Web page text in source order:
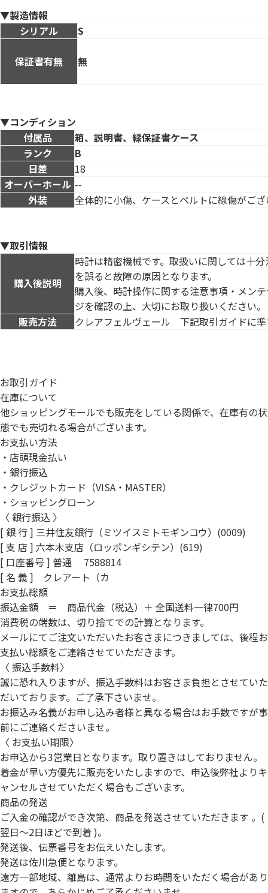
▼製造情報
シリアル
S
保証書有無 無
▼コンディション
付属品
箱、説明書、緑保証書ケース
ランク
B
日差
18
オーバーホール --
外装
全体的に小傷、ケースとベルトに線傷がご
▼取引情報
購入後説明
時計は精密機械です。取扱いに関しては十
を誤ると故障の原因となります。
購入後、時計操作に関する注意事項・メン
ジを確認の上、大切にお取り扱いください。
販売方法
クレアフェルヴェール 下記取引ガイドに
お取引ガイド
在庫について
他ショッピングモールでも販売をしている関係で、在庫有の状
態でも売切れる場合がございます。
お支払い方法
・店頭現金払い
・銀行振込
・クレジットカード（VISA・MASTER）
・ショッピングローン
〈 銀行振込 〉
[ 銀 行 ] 三井住友銀行（ミツイスミトモギンコウ）(0009)
[ 支 店 ] 六本木支店（ロッポンギシテン）(619)
[ 口座番号 ] 普通 7588814
[ 名 義 ] クレアート（カ
お支払総額
振込金額 ＝ 商品代金（税込）＋ 全国送料一律700円
消費税の端数は、切り捨てでの計算となります。
メールにてご注文いただいたお客さまにつきましては、後程お
支払い総額をご連絡させていただきます。
〈 振込手数料〉
誠に恐れ入りますが、振込手数料はお客さま負担とさせていた
だいております。ご了承下さいませ。
お振込み名義がお申し込み者様と異なる場合はお手数ですが事
前にご連絡くださいませ。
〈 お支払い期限〉
お申込から3営業日となります。取り置きはしておりません。
着金が早い方優先に販売をいたしますので、申込後弊社よりキ
ャンセルさせていただく場合もございます。
商品の発送
ご入金の確認ができ次第、商品を発送させていただきます 。(
翌日～2日ほどで到着 )。
発送後、伝票番号をお伝えいたします。
発送は佐川急便となります。
遠方一部地域、離島は、通常よりお時間をいただく場合があり